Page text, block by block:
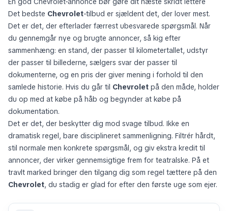
drama. Det er det tilbud, der er værd at se først.
En god Chevrolet-annonce bør gøre dit næste skridt lettere
Det bedsteChevrolet-tilbud er sjældent det, der lover mest.
Det er det, der efterlader færrest ubesvarede spørgsmål. Når
du gennemgår nye og brugte annoncer, så kig efter
sammenhæng: en stand, der passer til kilometertallet, udstyr
der passer til billederne, sælgers svar der passer til
dokumenterne, og en pris der giver mening i forhold til den
samlede historie. Hvis du går tilChevroletpå den måde, holder
du op med at købe på håb og begynder at købe på
dokumentation.
Det er det, der beskytter dig mod svage tilbud. Ikke en
dramatisk regel, bare disciplineret sammenligning. Filtrér hårdt,
stil normale men konkrete spørgsmål, og giv ekstra kredit til
annoncer, der virker gennemsigtige frem for teatralske. På et
travlt marked bringer den tilgang dig som regel tættere på den
Chevrolet, du stadig er glad for efter den første uge som ejer.